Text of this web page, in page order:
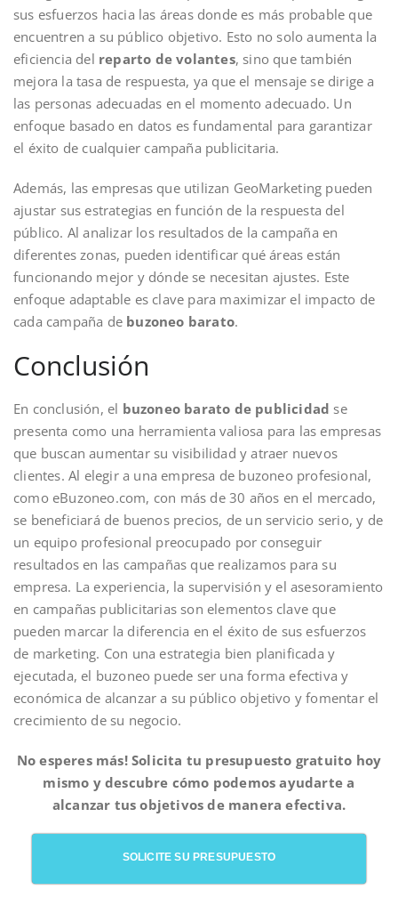
sus esfuerzos hacia las áreas donde es más probable que
encuentren a su público objetivo. Esto no solo aumenta la
eficiencia del reparto de volantes, sino que también
mejora la tasa de respuesta, ya que el mensaje se dirige a
las personas adecuadas en el momento adecuado. Un
enfoque basado en datos es fundamental para garantizar
el éxito de cualquier campaña publicitaria.
Además, las empresas que utilizan GeoMarketing pueden
ajustar sus estrategias en función de la respuesta del
público. Al analizar los resultados de la campaña en
diferentes zonas, pueden identificar qué áreas están
funcionando mejor y dónde se necesitan ajustes. Este
enfoque adaptable es clave para maximizar el impacto de
cada campaña de buzoneo barato.
Conclusión
En conclusión, el buzoneo barato de publicidad se
presenta como una herramienta valiosa para las empresas
que buscan aumentar su visibilidad y atraer nuevos
clientes. Al elegir a una empresa de buzoneo profesional,
como eBuzoneo.com, con más de 30 años en el mercado,
se beneficiará de buenos precios, de un servicio serio, y de
un equipo profesional preocupado por conseguir
resultados en las campañas que realizamos para su
empresa. La experiencia, la supervisión y el asesoramiento
en campañas publicitarias son elementos clave que
pueden marcar la diferencia en el éxito de sus esfuerzos
de marketing. Con una estrategia bien planificada y
ejecutada, el buzoneo puede ser una forma efectiva y
económica de alcanzar a su público objetivo y fomentar el
crecimiento de su negocio.
No esperes más! Solicita tu presupuesto gratuito hoy
mismo y descubre cómo podemos ayudarte a
alcanzar tus objetivos de manera efectiva.
SOLICITE SU PRESUPUESTO